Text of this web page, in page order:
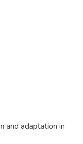
and adaptation in